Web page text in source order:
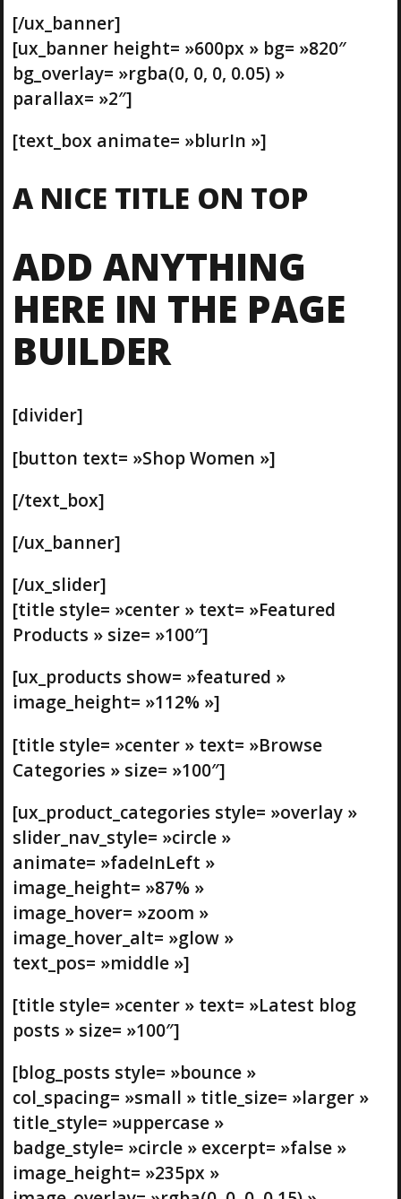
[/ux_banner]
[ux_banner height= »600px » bg= »820″
bg_overlay= »rgba(0, 0, 0, 0.05) »
parallax= »2″]
[text_box animate= »blurIn »]
A NICE TITLE ON TOP
ADD ANYTHING
HERE IN THE PAGE
BUILDER
[divider]
[button text= »Shop Women »]
[/text_box]
[/ux_banner]
[/ux_slider]
[title style= »center » text= »Featured
Products » size= »100″]
[ux_products show= »featured »
image_height= »112% »]
[title style= »center » text= »Browse
Categories » size= »100″]
[ux_product_categories style= »overlay »
slider_nav_style= »circle »
animate= »fadeInLeft »
image_height= »87% »
image_hover= »zoom »
image_hover_alt= »glow »
text_pos= »middle »]
[title style= »center » text= »Latest blog
posts » size= »100″]
[blog_posts style= »bounce »
col_spacing= »small » title_size= »larger »
title_style= »uppercase »
badge_style= »circle » excerpt= »false »
image_height= »235px »